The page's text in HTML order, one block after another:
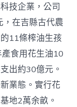
技企業，公司
，在吉縣古代農
11條榨油生孩
食用花生油10
出約30億元。
業態。實行花
地2萬余畝。